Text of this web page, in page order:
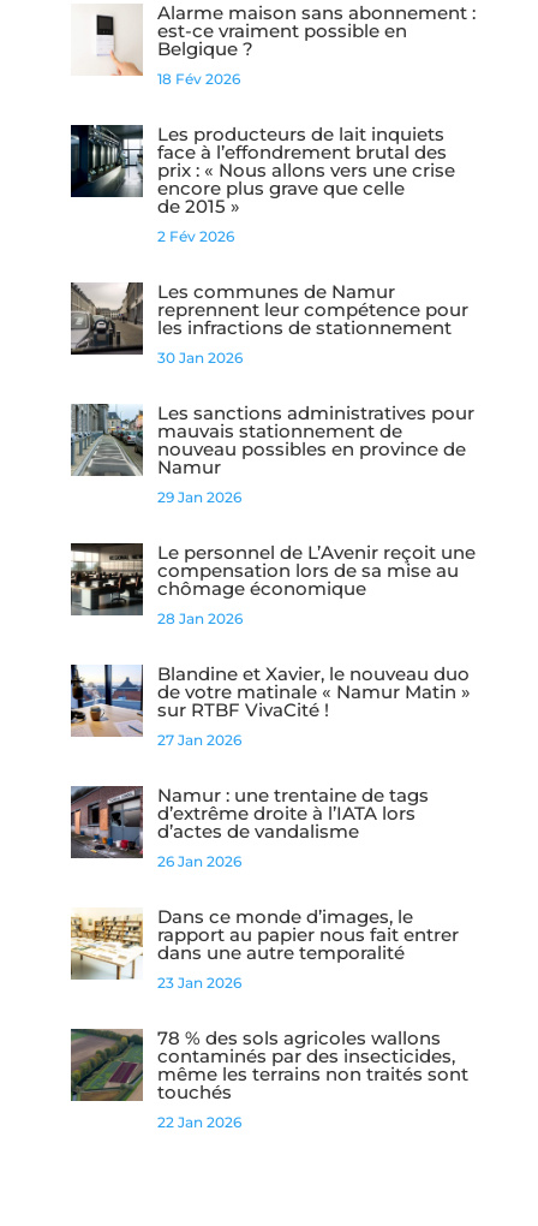
Alarme maison sans abonnement :
est-ce vraiment possible en
Belgique ?
18 Fév 2026
Les producteurs de lait inquiets
face à l’effondrement brutal des
prix : « Nous allons vers une crise
encore plus grave que celle
de 2015 »
2 Fév 2026
Les communes de Namur
reprennent leur compétence pour
les infractions de stationnement
30 Jan 2026
Les sanctions administratives pour
mauvais stationnement de
nouveau possibles en province de
Namur
29 Jan 2026
Le personnel de L’Avenir reçoit une
compensation lors de sa mise au
chômage économique
28 Jan 2026
Blandine et Xavier, le nouveau duo
de votre matinale « Namur Matin »
sur RTBF VivaCité !
27 Jan 2026
Namur : une trentaine de tags
d’extrême droite à l’IATA lors
d’actes de vandalisme
26 Jan 2026
Dans ce monde d’images, le
rapport au papier nous fait entrer
dans une autre temporalité
23 Jan 2026
78 % des sols agricoles wallons
contaminés par des insecticides,
même les terrains non traités sont
touchés
22 Jan 2026